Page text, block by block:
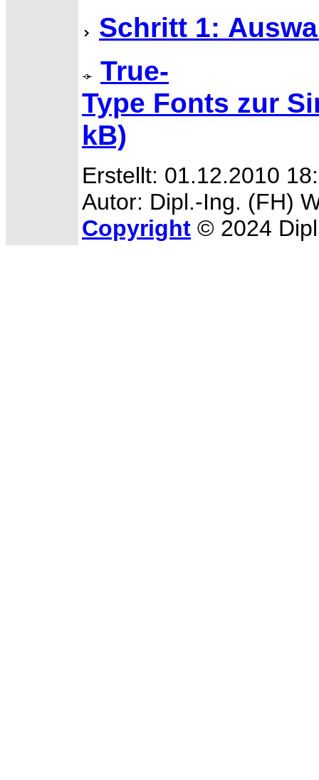
Schritt 1:
True-
Type Fonts zur
kB)
Erstellt: 01.12.2010
Autor: Dipl.-Ing. (FH)
Copyright © 2024